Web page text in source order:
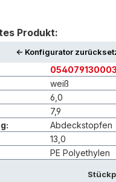
Produkt:
<- Konfigurator
weiß
6,0
7,9
Abdeckstopfen
13,0
PE Polyethylen